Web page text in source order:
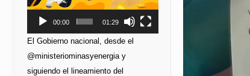
00:00 01:29
El Gobierno nacional, desde el
@ministeriominasyenergia y
siguiendo el lineamiento del